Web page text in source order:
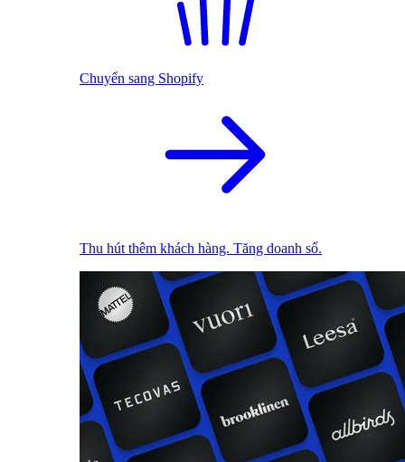
Chuyển sang Shopify
Thu hút thêm khách hàng. Tăng doanh số.